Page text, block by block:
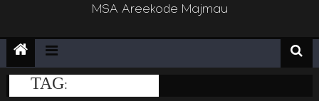
MSA Areekode Majmau
TAG: